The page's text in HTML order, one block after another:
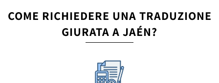
COME RICHIEDERE UNA TRADUZIONE
GIURATA A JAÉN?